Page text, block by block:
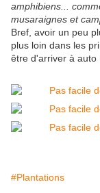
amphibiens...
musaraignes et
Bref, avoir un peu
plus loin dans les
être d'arriver à auto
#Plantations